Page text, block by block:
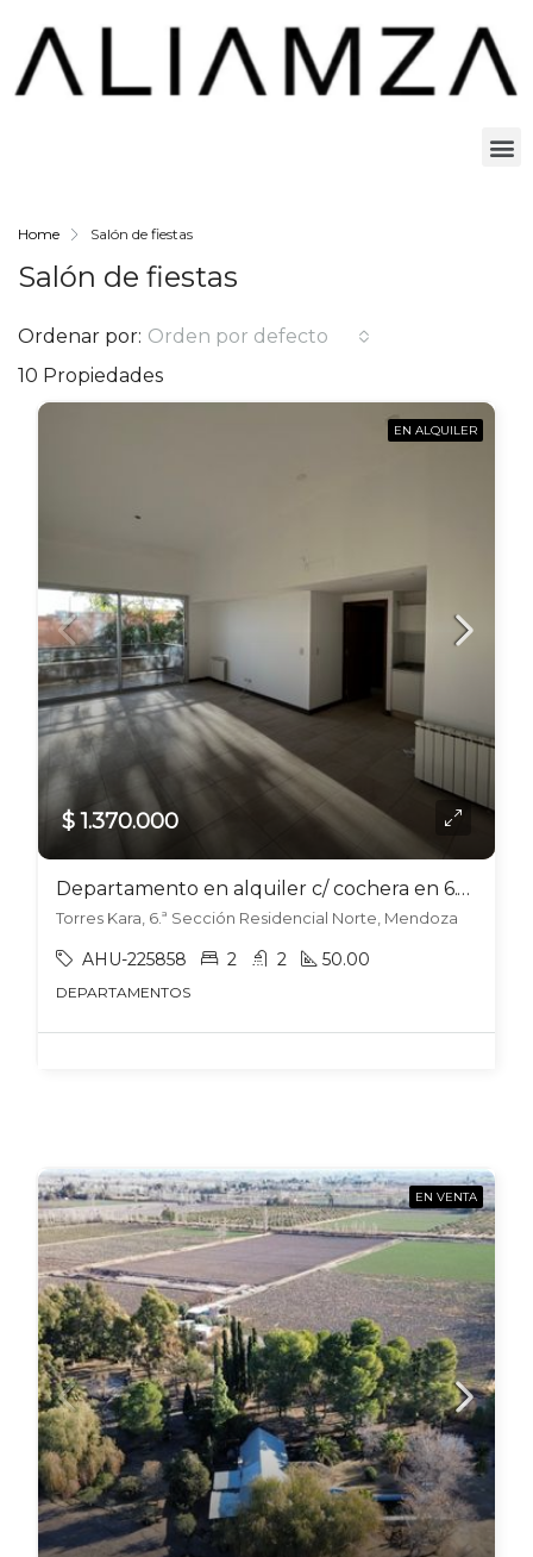
Home Salón de fiestas
Salón de fiestas
10 Propiedades
Ordenar por: Orden por defecto
EN ALQUILER
$ 1.370.000
Departamento en alquiler c/ cochera en 6.ª Sección Residencial Norte
Torres Kara, 6.ª Sección Residencial Norte, Mendoza
AHU-225858 2 2 50.00
DEPARTAMENTOS
EN VENTA